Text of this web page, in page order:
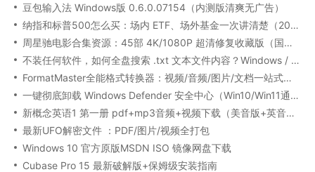
豆包输入法 Windows版 0.6.0.07154（内测版清爽无广告）
纳指和标普500怎么买：场内 ETF、场外基金一次讲清楚（2026 最新版）
周星驰电影合集资源：45部 4K/1080P 超清修复收藏版（国粤双语/中文字幕）
不装任何软件，如何全盘搜索 .txt 文本文件内容？Windows / Linux / macOS 的命令行指南
FormatMaster全能格式转换器：视频/音频/图片/文档一站式搞定
一键彻底卸载 Windows Defender 安全中心（Win10/Win11通用）
新概念英语1 第一册 pdf+mp3音频+视频下载（美音版+英音版）
最新UFO解密文件 ：PDF/图片/视频全打包
Windows 10 官方原版MSDN ISO 镜像网盘下载
Cubase Pro 15 最新破解版+保姆级安装指南